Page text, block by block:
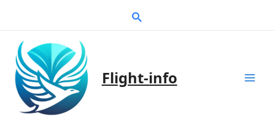
Suche
Flight-info